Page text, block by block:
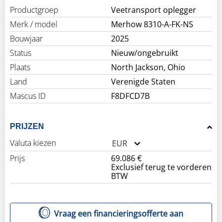
Productgroep
Veetransport oplegger
Merk / model
Merhow 8310-A-FK-NS
Bouwjaar
2025
Status
Nieuw/ongebruikt
Plaats
North Jackson, Ohio
Land
Verenigde Staten
Mascus ID
F8DFCD7B
PRIJZEN
Valuta kiezen
EUR
Prijs
69.086 €
Exclusief terug te vorderen
BTW
Vraag een financieringsofferte aan